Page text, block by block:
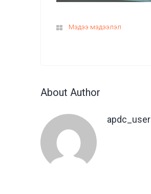
Мэдээ мэдээлэл
About Author
apdc_user